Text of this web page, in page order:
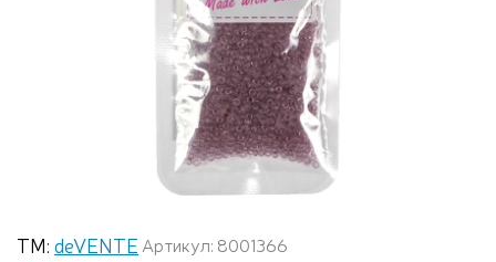
ТМ: deVENTE Артикул: 8001366